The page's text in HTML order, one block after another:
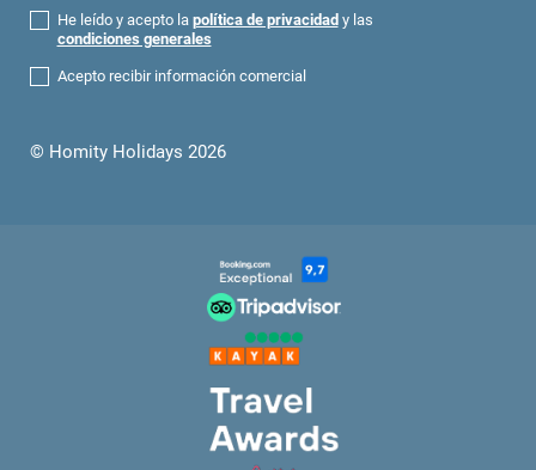
He leído y acepto la política de privacidad y las
condiciones generales
Acepto recibir información comercial
© Homity Holidays 2026